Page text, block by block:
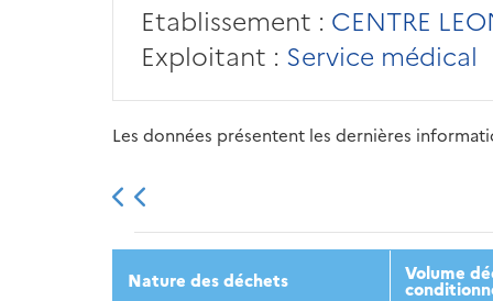
Etablissement : CENTRE
Exploitant : Service médical
Les données présentent les dernières
2013 2014 2015
Nature des déchets Volume